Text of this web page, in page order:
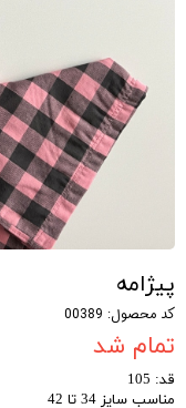
پیژامه
کد محصول: 00389
تمام شد
قد: 105
مناسب سایز 34 تا 42